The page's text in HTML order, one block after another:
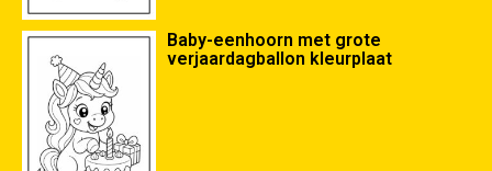
Baby-eenhoorn met grote
verjaardagballon kleurplaat